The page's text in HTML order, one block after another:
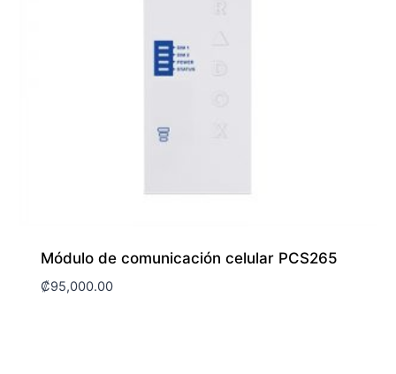
Módulo de comunicación celular PCS265
₡95,000.00